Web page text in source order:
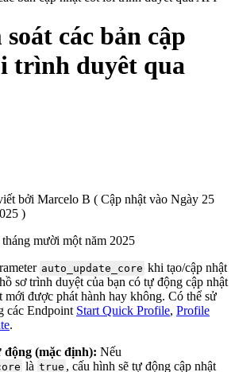
các bản cập
trình duyêt qua
bởi Marcelo B ( Cập nhật vào Ngày 25
)
mười một năm 2025
auto_update_core khi tạo/cập nhật
sơ trình duyệt của bạn có tự động cập nhật
được phát hành hay không. Có thể sử
các Endpoint Start Quick Profile, Profile
.
(mặc định): Nếu
là true , cấu hình sẽ tự động cập nhật